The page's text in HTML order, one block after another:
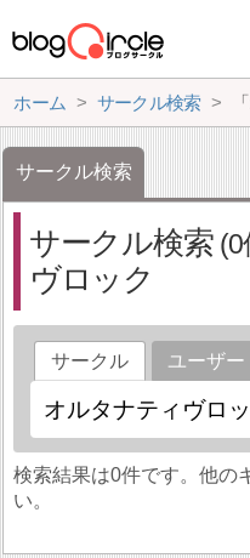
ホーム サークル検索
サークル検索
サークル検索 0
ヴロック
サークル ユーザー
検索結果は0件です。他の
い。